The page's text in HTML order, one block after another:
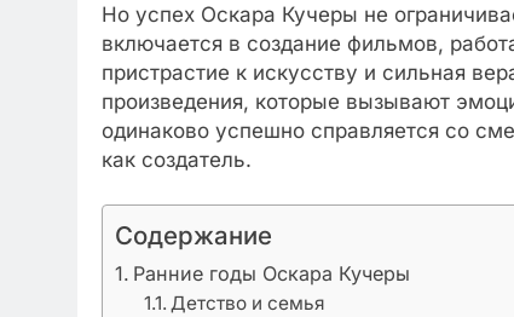
Но успех Оскара Кучеры не
включается в создание фильмов,
пристрастие к искусству и сильная
произведения, которые вызывают
одинаково успешно справляется со
как создатель.
Содержание
Ранние годы Оскара Кучеры
Детство и семья